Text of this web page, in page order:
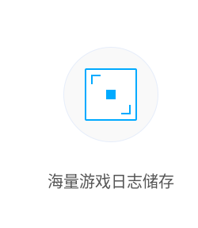
海量游戏日志储存